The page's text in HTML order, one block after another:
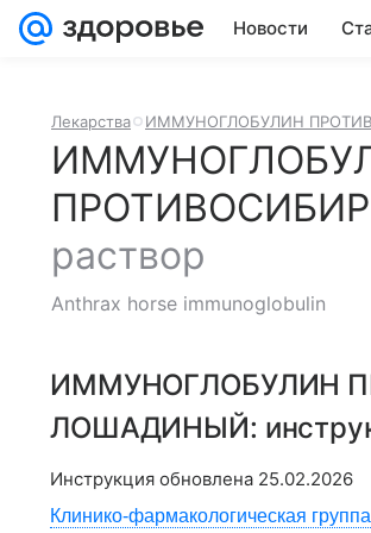
Новости
Лекарства ИММУНОГЛОБУЛИН
раствор
Anthrax horse immunoglobulin
ИММУНОГЛОБУЛИН
ЛОШАДИНЫЙ:
Инструкция обновлена 25.02.2026
Клинико-фармакологическая группа